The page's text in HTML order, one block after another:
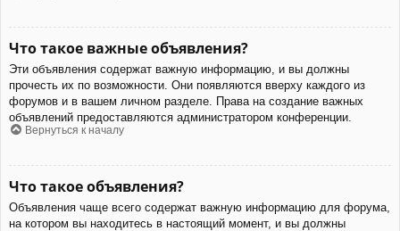
Что такое важные объявления?
Эти объявления содержат важную информацию, и вы должны
прочесть их по возможности. Они появляются вверху каждого из
форумов и в вашем личном разделе. Права на создание важных
объявлений предоставляются администратором конференции.
Вернуться к началу
Что такое объявления?
Объявления чаще всего содержат важную информацию для форума,
на котором вы находитесь в настоящий момент, и вы должны